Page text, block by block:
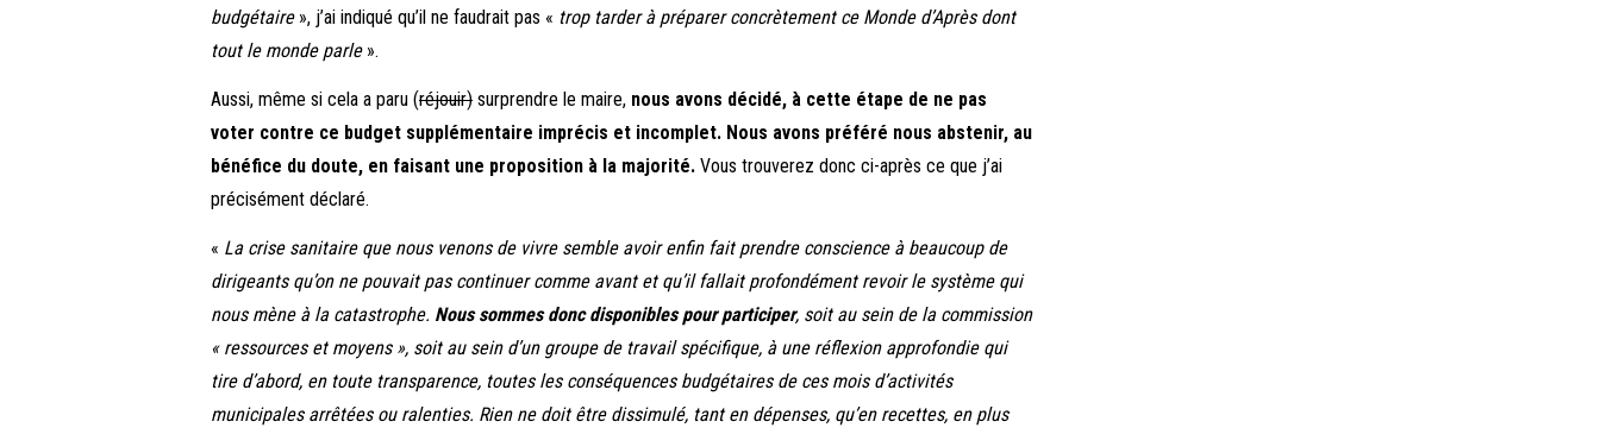
budgétaire», j’ai indiqué qu’il ne faudrait pas « trop tarder à préparer concrètement ce Monde d’Après dont
tout le monde parle ».
Aussi, même si cela a paru (réjouir) surprendre le maire, nous avons décidé, à cette étape de ne pas
voter contre ce budget supplémentaire imprécis et incomplet. Nous avons préféré nous abstenir, au
bénéfice du doute, en faisant une proposition à la majorité. Vous trouverez donc ci-après ce que j’ai
précisément déclaré.
« La crise sanitaire que nous venons de vivre semble avoir enfin fait prendre conscience à beaucoup de
dirigeants qu’on ne pouvait pas continuer comme avant et qu’il fallait profondément revoir le système qui
nous mène à la catastrophe. Nous sommes donc disponibles pour participer, soit au sein de la commission
« ressources et moyens », soit au sein d’un groupe de travail spécifique, à une réflexion approfondie qui
tire d’abord, en toute transparence, toutes les conséquences budgétaires de ces mois d’activités
municipales arrêtées ou ralenties. Rien ne doit être dissimulé, tant en dépenses, qu’en recettes, en plus